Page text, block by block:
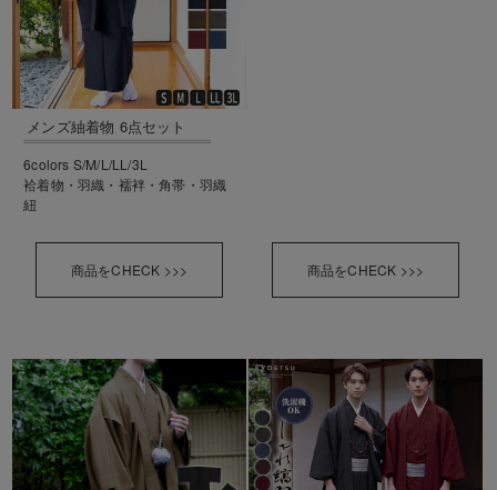
メンズ紬着物 6点セット
6colors S/M/L/LL/3L
袷着物・羽織・襦袢・角帯・羽織
紐
商品をCHECK >>> 商品をCHECK >>>